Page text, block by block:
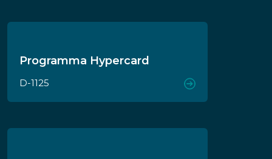
Programma Hypercard
D-1125